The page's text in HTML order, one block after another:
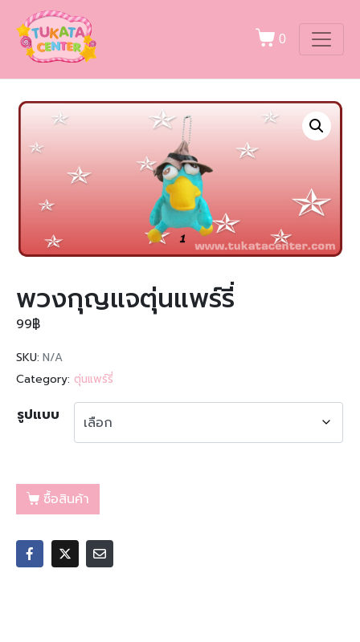
0
พวงกุญแจตุ่นแพร์รี่
99฿
SKU: N/A
Category: ตุ่นแพร์รี่
รูปแบบ
ซื้อสินค้า